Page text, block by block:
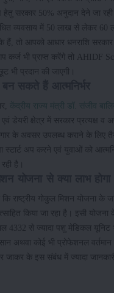
हेतु सरकार 50% अनुदान देने जा
व्यवसाय में 50 लाख से लेकर 60
हैं, तो आपको आधार धनराशि सरकार
कर्ज भी प्राप्त करेंगे तो AHIDF
भी प्रदान की जाएगी।
केंद्रीय राज्य मंत्री डॉ. संजीव
डेयरी क्षेत्र में सरकार प्रत्यक्ष व
के अवसर उपलब्ध कराने के लिए
स्टार्ट अप करने एवं युवाओं को
है।
राष्ट्रीय गोकुल मिशन योजना के
किया जा रहा है। इसी
4332 से ज्यादा पशु मेडिकल यूनिट
अथवा कोई भी प्रोफेशनल वर्तमान
जाकर के इस संबंध में ज्यादा